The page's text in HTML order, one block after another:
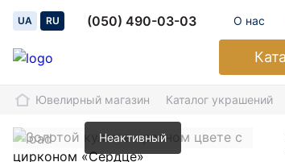
UA RU (050) 490-03-03 О нас
Ювелирный магазин Каталог украшений
Неактивный